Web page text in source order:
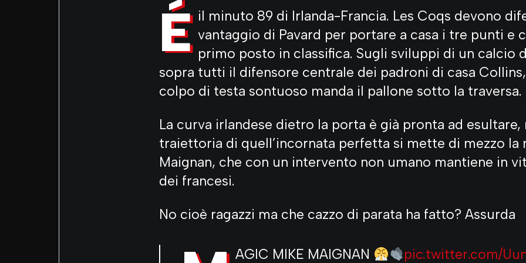
É il minuto 89 di Irlanda-Francia. Les Coqs devono
vantaggio di Pavard per portare a casa i tre punti e
primo posto in classifica. Sugli sviluppi di un calcio
sopra tutti il difensore centrale dei padroni di casa
colpo di testa sontuoso manda il pallone sotto la traversa.
La curva irlandese dietro la porta è già pronta ad esultare,
traiettoria di quell’incornata perfetta si mette di mezzo la
Maignan, che con un intervento non umano mantiene in
dei francesi.
No cioè ragazzi ma che cazzo di parata ha fatto? Assurda
AGIC MIKE MAIGNAN pic.twitter.com/